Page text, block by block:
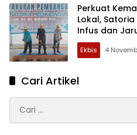
Perkuat
Lokal,
Infus dan
Ekbis 4
Cari Artikel
untuk: